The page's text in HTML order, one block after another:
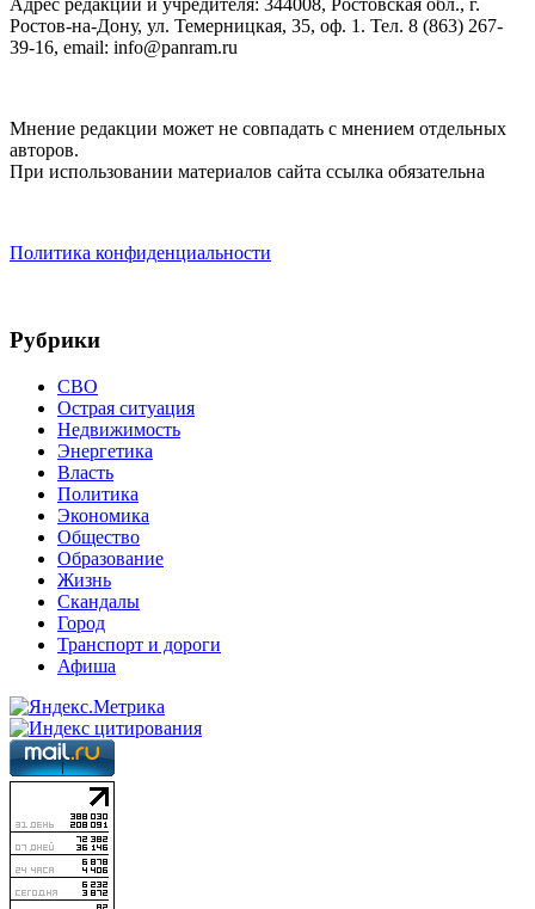
Адрес редакции и учредителя: 344008, Ростовская обл., г.
Ростов-на-Дону, ул. Темерницкая, 35, оф. 1. Тел. 8 (863) 267-
39-16, email: info@panram.ru
Мнение редакции может не совпадать с мнением отдельных
авторов.
При использовании материалов сайта ссылка обязательна
Политика конфиденциальности
Рубрики
СВО
Острая ситуация
Недвижимость
Энергетика
Власть
Политика
Экономика
Общество
Образование
Жизнь
Скандалы
Город
Транспорт и дороги
Афиша